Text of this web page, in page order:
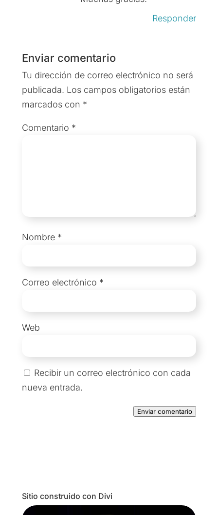
Responder
Enviar comentario
Tu dirección de correo electrónico no será
publicada. Los campos obligatorios están
marcados con *
Comentario *
Nombre *
Correo electrónico *
Web
Recibir un correo electrónico con cada
nueva entrada.
Enviar comentario
Sitio construido con Divi